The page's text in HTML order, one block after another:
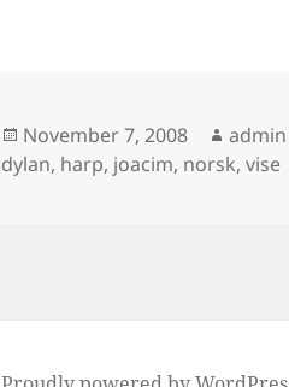
Posted
on
November 7, 2008 Author
admin
dylan, harp, joacim, norsk,vise